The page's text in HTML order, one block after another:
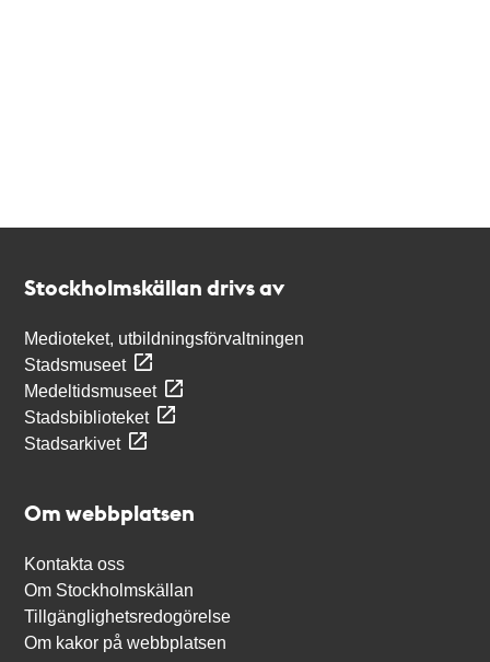
Stockholmskällan drivs av
Medioteket, utbildningsförvaltningen
Stadsmuseet
Medeltidsmuseet
Stadsbiblioteket
Stadsarkivet
Om webbplatsen
Kontakta oss
Om Stockholmskällan
Tillgänglighetsredogörelse
Om kakor på webbplatsen